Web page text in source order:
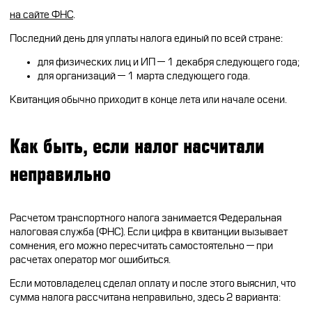
на сайте ФНС.
Последний день для уплаты налога единый по всей стране:
для физических лиц и ИП — 1 декабря следующего года;
для организаций — 1 марта следующего года.
Квитанция обычно приходит в конце лета или начале осени.
Как быть, если налог насчитали
неправильно
Расчетом транспортного налога занимается Федеральная
налоговая служба (ФНС). Если цифра в квитанции вызывает
сомнения, его можно пересчитать самостоятельно — при
расчетах оператор мог ошибиться.
Если мотовладелец сделал оплату и после этого выяснил, что
сумма налога рассчитана неправильно, здесь 2 варианта: